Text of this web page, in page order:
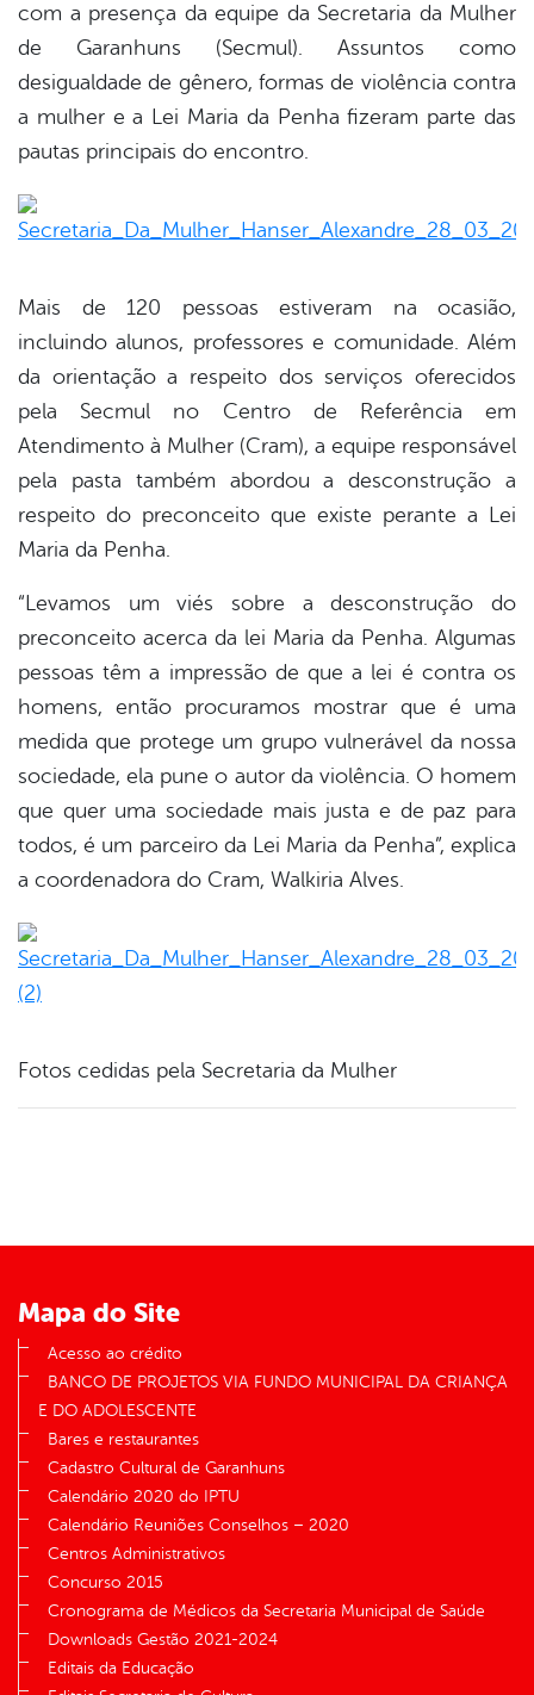
com a presença da equipe da Secretaria da Mulher
de Garanhuns (Secmul). Assuntos como
desigualdade de gênero, formas de violência contra
a mulher e a Lei Maria da Penha fizeram parte das
pautas principais do encontro.
Mais de 120 pessoas estiveram na ocasião,
incluindo alunos, professores e comunidade. Além
da orientação a respeito dos serviços oferecidos
pela Secmul no Centro de Referência em
Atendimento à Mulher (Cram), a equipe responsável
pela pasta também abordou a desconstrução a
respeito do preconceito que existe perante a Lei
Maria da Penha.
“Levamos um viés sobre a desconstrução do
preconceito acerca da lei Maria da Penha. Algumas
pessoas têm a impressão de que a lei é contra os
homens, então procuramos mostrar que é uma
medida que protege um grupo vulnerável da nossa
sociedade, ela pune o autor da violência. O homem
que quer uma sociedade mais justa e de paz para
todos, é um parceiro da Lei Maria da Penha”, explica
a coordenadora do Cram, Walkiria Alves.
Fotos cedidas pela Secretaria da Mulher
Mapa do Site
Acesso ao crédito
BANCO DE PROJETOS VIA FUNDO MUNICIPAL DA CRIANÇA
E DO ADOLESCENTE
Bares e restaurantes
Cadastro Cultural de Garanhuns
Calendário 2020 do IPTU
Calendário Reuniões Conselhos – 2020
Centros Administrativos
Concurso 2015
Cronograma de Médicos da Secretaria Municipal de Saúde
Downloads Gestão 2021-2024
Editais da Educação